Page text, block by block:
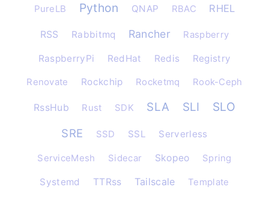
PureLB Python QNAP RBAC RHEL
RSS Rabbitmq Rancher Raspberry
RaspberryPi RedHat Redis Registry
Renovate Rockchip Rocketmq Rook-Ceph
RssHub Rust SDK SLA SLI SLO
SRE SSD SSL Serverless
ServiceMesh Sidecar Skopeo Spring
Systemd TTRss Tailscale Template